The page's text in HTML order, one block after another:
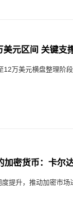
美元区间 关键支
12万美元横盘整理阶
加密货币：卡尔
提升，推动加密市